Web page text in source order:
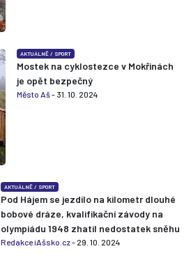
AKTUÁLNĚ / SPORT
Mostek na cyklostezce v Mokřinách
je opět bezpečný
Město Aš- 31. 10. 2024
AKTUÁLNĚ / SPORT
Pod Hájem se jezdilo na kilometr dlouhé
bobové dráze, kvalifikační závody na
olympiádu 1948 zhatil nedostatek sněhu
Redakce iAšsko.cz- 29. 10. 2024